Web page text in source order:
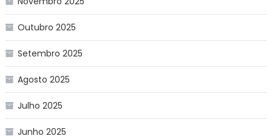
Outubro 2025
Setembro 2025
Agosto 2025
Julho 2025
Junho 2025